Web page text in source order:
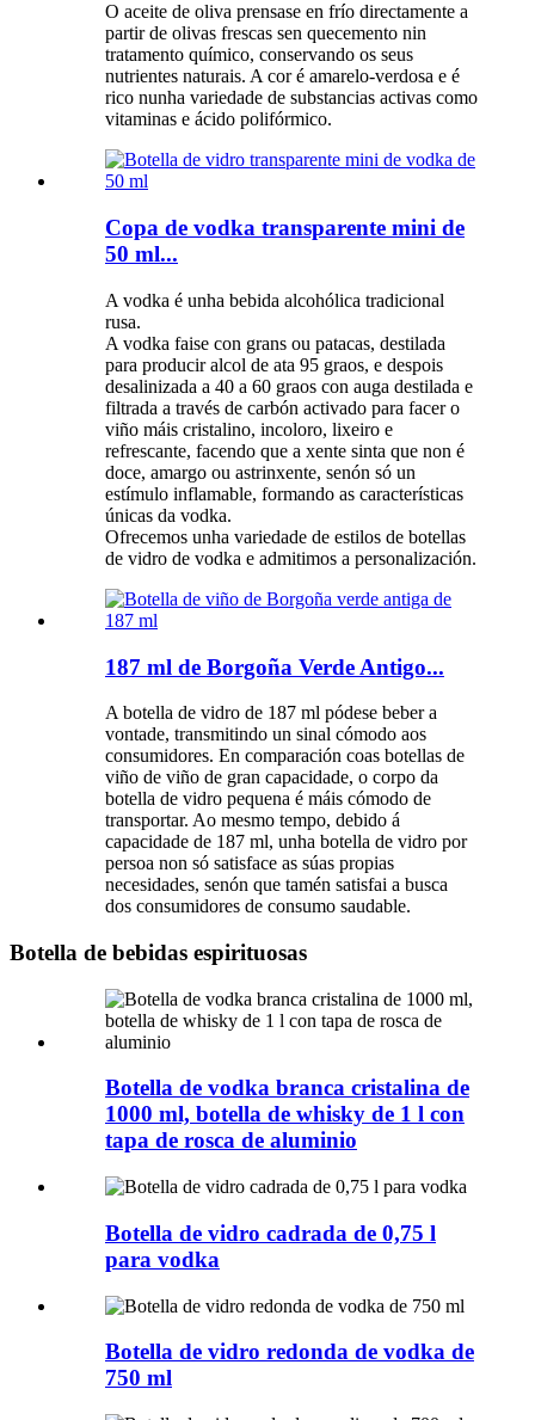
O aceite de oliva prensase en frío directamente a
partir de olivas frescas sen quecemento nin
tratamento químico, conservando os seus
nutrientes naturais. A cor é amarelo-verdosa e é
rico nunha variedade de substancias activas como
vitaminas e ácido polifórmico.
Copa de vodka transparente mini de
50 ml...
A vodka é unha bebida alcohólica tradicional
rusa.
A vodka faise con grans ou patacas, destilada
para producir alcol de ata 95 graos, e despois
desalinizada a 40 a 60 graos con auga destilada e
filtrada a través de carbón activado para facer o
viño máis cristalino, incoloro, lixeiro e
refrescante, facendo que a xente sinta que non é
doce, amargo ou astrinxente, senón só un
estímulo inflamable, formando as características
únicas da vodka.
Ofrecemos unha variedade de estilos de botellas
de vidro de vodka e admitimos a personalización.
187 ml de Borgoña Verde Antigo...
A botella de vidro de 187 ml pódese beber a
vontade, transmitindo un sinal cómodo aos
consumidores. En comparación coas botellas de
viño de viño de gran capacidade, o corpo da
botella de vidro pequena é máis cómodo de
transportar. Ao mesmo tempo, debido á
capacidade de 187 ml, unha botella de vidro por
persoa non só satisface as súas propias
necesidades, senón que tamén satisfai a busca
dos consumidores de consumo saudable.
Botella de bebidas espirituosas
Botella de vodka branca cristalina de
1000 ml, botella de whisky de 1 l con
tapa de rosca de aluminio
Botella de vidro cadrada de 0,75 l
para vodka
Botella de vidro redonda de vodka de
750 ml